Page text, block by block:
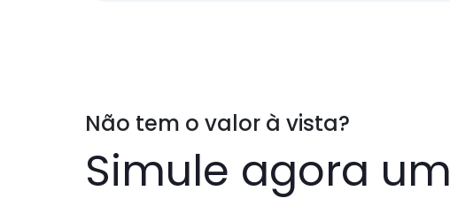
Não tem o valor à vista?
Simule agora um